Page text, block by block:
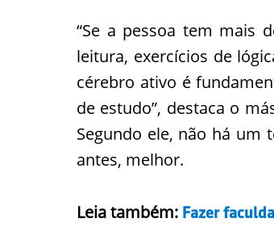
“Se a pessoa tem mais
leitura, exercícios de
cérebro ativo é
de estudo”, destaca o
Segundo ele, não há
antes, melhor.
Leia também: Fazer